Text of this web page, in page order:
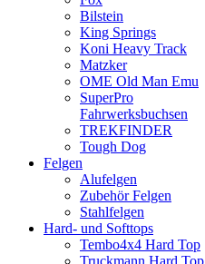
Bilstein
King Springs
Koni Heavy Track
Matzker
OME Old Man Emu
SuperPro
Fahrwerksbuchsen
TREKFINDER
Tough Dog
Felgen
Alufelgen
Zubehör Felgen
Stahlfelgen
Hard- und Softtops
Tembo4x4 Hard Top
Truckmann Hard Top